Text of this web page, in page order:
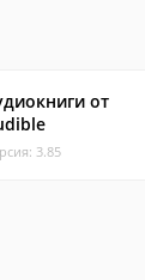
от
3.85